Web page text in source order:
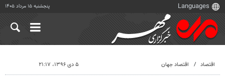
پنجشنبه ۱۵ مرداد ۱۴۰۵
اقتصاد اقتصاد جهان ۵ دی ۱۳۹۶، ۲۱:۱۷